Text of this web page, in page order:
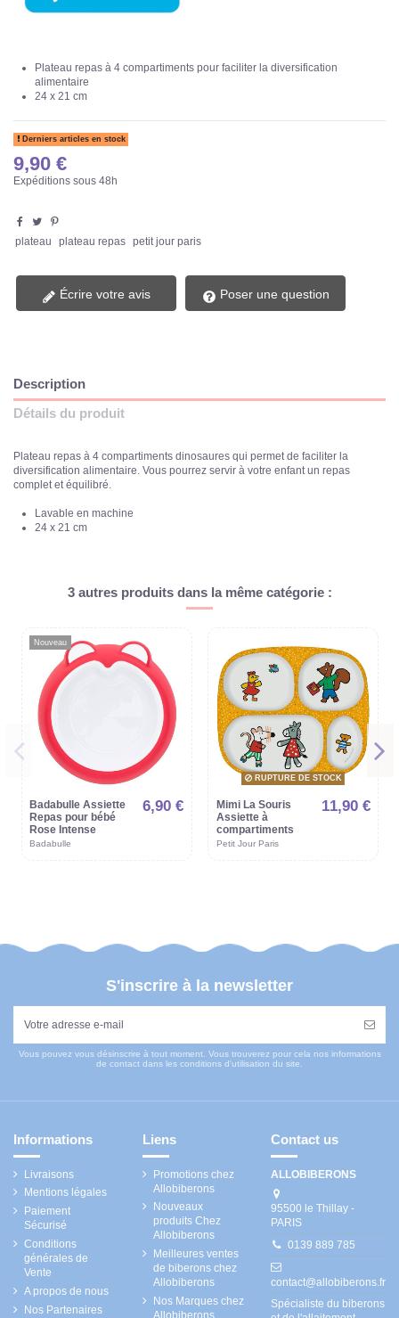
Plateau repas à 4 compartiments pour faciliter la diversification
alimentaire
24 x 21 cm
Derniers articles en stock
9,90 €
Expéditions sous 48h
plateau plateau repas petit jour paris
Écrire votre avis Poser une question
Description
Détails du produit
Plateau repas à 4 compartiments dinosaures qui permet de faciliter la
diversification alimentaire. Vous pourrez servir à votre enfant un repas
complet et équilibré.
Lavable en machine
24 x 21 cm
3 autres produits dans la même catégorie :
Nouveau
Badabulle Assiette
Repas pour bébé
Rose Intense
Badabulle
6,90 €
RUPTURE DE STOCK
Mimi La Souris
Assiette à
compartiments
Petit Jour Paris
11,90 €
S'inscrire à la newsletter
Vous pouvez vous désinscrire à tout moment. Vous trouverez pour cela nos informations
de contact dans les conditions d'utilisation du site.
Informations
Livraisons
Mentions légales
Paiement
Sécurisé
Conditions
générales de
Vente
A propos de nous
Nos Partenaires
Liens
Promotions chez
Allobiberons
Nouveaux
produits Chez
Allobiberons
Meilleures ventes
de biberons chez
Allobiberons
Nos Marques chez
Allobiberons
Contact us
ALLOBIBERONS
95500 le Thillay -
PARIS
0139 889 785
contact@allobiberons.fr
Spécialiste du biberons